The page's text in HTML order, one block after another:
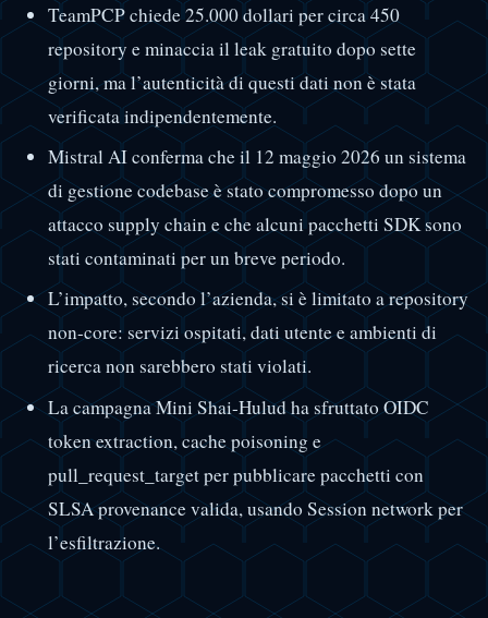
TeamPCP chiede 25.000 dollari per circa 450
repository e minaccia il leak gratuito dopo sette
giorni, ma l’autenticità di questi dati non è stata
verificata indipendentemente.
Mistral AI conferma che il 12 maggio 2026 un sistema
di gestione codebase è stato compromesso dopo un
attacco supply chain e che alcuni pacchetti SDK sono
stati contaminati per un breve periodo.
L’impatto, secondo l’azienda, si è limitato a repository
non-core: servizi ospitati, dati utente e ambienti di
ricerca non sarebbero stati violati.
La campagna Mini Shai-Hulud ha sfruttato OIDC
token extraction, cache poisoning e
pull_request_target per pubblicare pacchetti con
SLSA provenance valida, usando Session network per
l’esfiltrazione.